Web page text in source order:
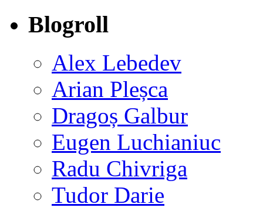
Blogroll
Alex Lebedev
Arian Pleșca
Dragoș Galbur
Eugen Luchianiuc
Radu Chivriga
Tudor Darie